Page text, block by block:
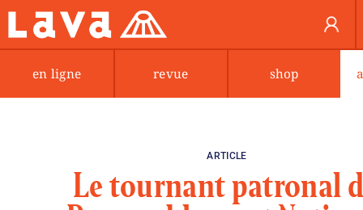
en ligne revue shop
ARTICLE
Le tournant patronal